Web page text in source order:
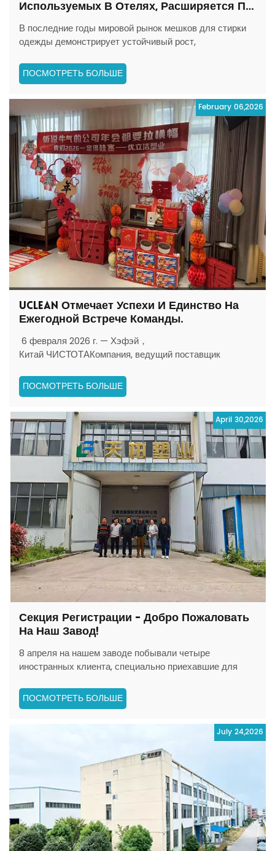
Используемых В Отелях, Расширяется По
В последние годы мировой рынок мешков для стирки
одежды демонстрирует устойчивый рост,
развитием туристического и медицинского секторов, а
также переходом к использованию фирменных
производственных материалов. Согласно отчету
Grand View Research за 2024...
ПОСМОТРЕТЬ БОЛЬШЕ
February 06,2026
UCLEAN Отмечает Успехи И Единство На
Ежегодной Встрече Команды.
6 февраля 2026 г. — Хэфэй，
Китай ЧИСТОТАКомпания, ведущий поставщик
недавно провела ежегодное корпоративное торжество
31 января 2026 года, собрав вместе сотрудников
вечера, наполненного благодарностью, ра...
ПОСМОТРЕТЬ БОЛЬШЕ
April 30,2026
Секция Регистрации - Добро Пожаловать
На Наш Завод!
8 апреля на нашем заводе побывали четыре
иностранных клиента, специально приехавшие для
сосредоточившись на нашей продукции. пакеты для
рвоты на завязкахОни тщательно проверили весь
процесс, от производства до контроля качества.
ПОСМОТРЕТЬ БОЛЬШЕ
July 24,2026